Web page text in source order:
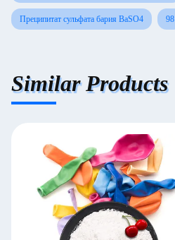
Преципитат сульфата бария BaSO4 98
Similar Products